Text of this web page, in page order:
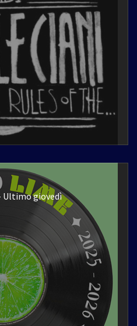
Ultimo giovedì